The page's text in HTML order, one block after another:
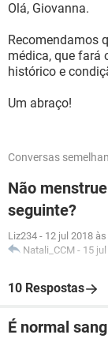
Olá, Giovanna.
Recomendamos
médica, que fará
histórico e
Um abraço!
Conversas
Não
seguinte?
Liz234 - 12 jul 2018
Natali_CCM - 15
10 Respostas
É normal